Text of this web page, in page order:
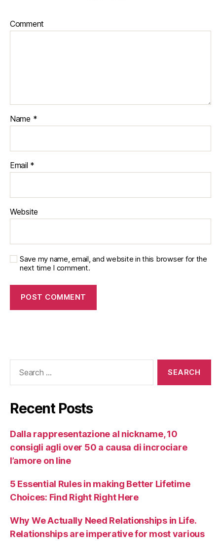
Comment
Name *
Email *
Website
Save my name, email, and website in this browser for the
next time I comment.
Recent Posts
Dalla rappresentazione al nickname, 10
consigli agli over 50 a causa di incrociare
l’amore on line
5 Essential Rules in making Better Lifetime
Choices: Find Right Right Here
Why We Actually Need Relationships in Life.
Relationships are imperative for most various